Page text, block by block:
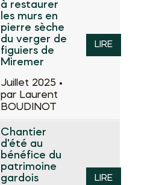
à restaurer
les murs en
pierre sèche
du verger de
figuiers de
Miremer
Juillet 2025 •
par Laurent
BOUDINOT
LIRE
Chantier
d'été au
bénéfice du
patrimoine
gardois
LIRE